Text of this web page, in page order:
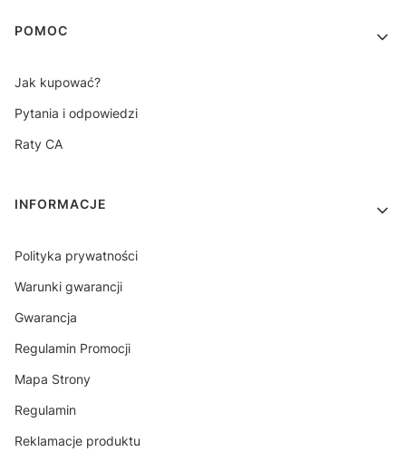
Linki w stopce
POMOC
Jak kupować?
Pytania i odpowiedzi
Raty CA
INFORMACJE
Polityka prywatności
Warunki gwarancji
Gwarancja
Regulamin Promocji
Mapa Strony
Regulamin
Reklamacje produktu